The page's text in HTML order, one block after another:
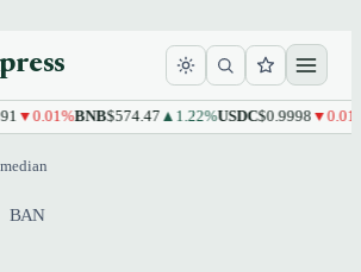
▼0.01%BNB$574.47▲1.22%USDC$0.9998▼0.01%
BAN